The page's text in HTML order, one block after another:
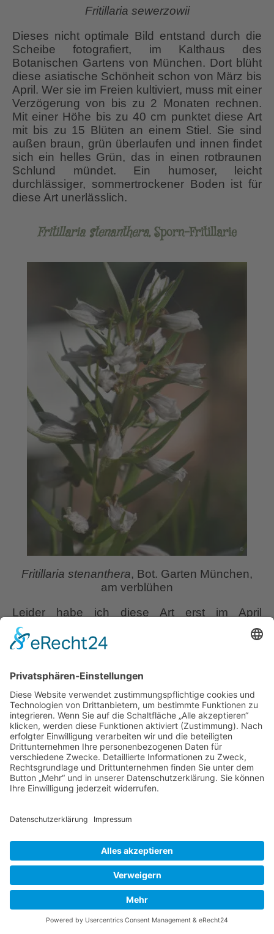
Fritillaria sewerzowii
Dieses nicht optimale Bild entstand durch die
Scheibe fotografiert, im Kalthaus des
Botanischen Gartens von München. Dort blüht
diese asiatische Schönheit schon von März bis
April. Wer sie im Freien kultiviert, muss mit einer
Verzögerung von bis zu 2 Monaten rechnen.
Mit einer Höhe bis zu 40 cm punktet diese Art
mit bis zu 15 Blüten an einem Stiel. Sie sind
außen braun, grün überlaufen und innen findet
sich ein helles Grün, das in einen rotbraunen
Schlund mündet. Ein humoser, leicht
durchlässiger, sommertrockener Boden ist für
diese Art unerlässlich.
Fritillaria stenanthera, Sporn-Fritillarie
Fritillaria stenanthera, Bot. Garten München,
am verblühen
Leider habe ich diese Art erst im April
fotografieren können, wo sie schon stark
verblasst, abblühte. Wenn sie im März ihre
zartrosa Glöckchen-Blüten öffnet, zeigt sich die
besten Seite. Sie wird zwischen 15 und 20 cm
hoch und muss im Sommer unbedingt
trockenstehen. Sandiger Boden und ein
warmer Steingartenplatz sind ideal.
Fritillaria verticillata